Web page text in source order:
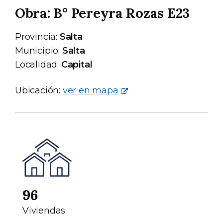
Obra: B° Pereyra Rozas E23
Provincia: Salta
Municipio: Salta
Localidad: Capital
Ubicación: ver en mapa
96
Viviendas